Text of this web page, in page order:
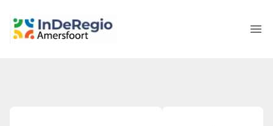
inderegioamersfoort.nl